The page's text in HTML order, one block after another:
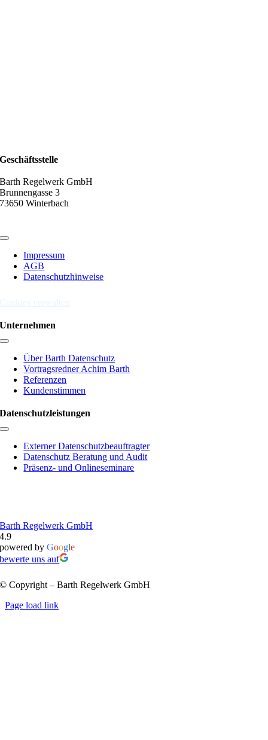
Geschäftsstelle
Barth Regelwerk GmbH
Brunnengasse 3
73650 Winterbach
Toggle
NavigationImpressum
AGB
Datenschutzhinweise
Unternehmen
Toggle
NavigationÜber Barth Datenschutz
Vortragsredner Achim Barth
Referenzen
Kundenstimmen
Datenschutzleistungen
Toggle
NavigationExterner Datenschutzbeauftragter
Datenschutz Beratung und Audit
Präsenz- und Onlineseminare
Barth Regelwerk GmbH
4.9
powered byGoogle
bewerte uns auf
© Copyright – Barth Regelwerk GmbH
Page load link